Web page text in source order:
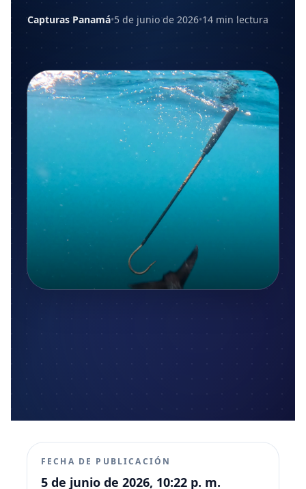
Capturas Panamá•5 de junio de 2026•14 min lectura
FECHA DE PUBLICACIÓN
5 de junio de 2026, 10:22 p. m.